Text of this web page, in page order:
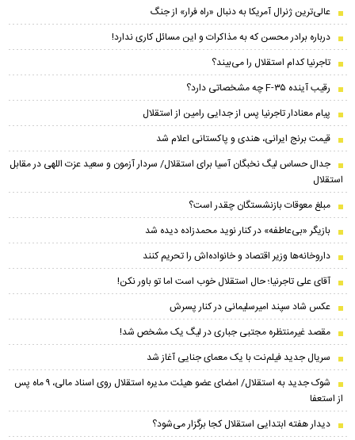
عالی‌ترین ژنرال آمریکا به دنبال «راه فرار» از جنگ
درباره برادر محسن که به مذاکرات و این مسائل کاری ندارد!
تاجرنیا کدام استقلال را می‌بیند؟
رقیب آینده F-۳۵ چه مشخصاتی دارد؟
پیام معنادار تاجرنیا پس از جدایی رامین از استقلال
قیمت برنج ایرانی، هندی و پاکستانی اعلام شد
جدال حساس لیگ نخبگان آسیا برای استقلال/ سردار آزمون و سعید عزت اللهی در مقابل
استقلال
مبلغ معوقات بازنشستگان چقدر است؟
بازیگر «بی‌عاطفه» در کنار نوید محمدزاده دیده شد
داروخانه‌ها وزیر اقتصاد و خانواده‌اش را تحریم کنند
آقای علی تاجرنیا؛ حال استقلال خوب است اما تو باور نکن!
عکس شاد سپند امیرسلیمانی در کنار پسرش
مقصد غیرمنتظره مجتبی جباری در لیگ یک مشخص شد!
سریال جدید فیلم‌نت با یک معمای جنایی آغاز شد
شوک جدید به استقلال/ امضای عضو هیئت مدیره استقلال روی اسناد مالی، ۹ ماه پس
از استعفا
دیدار هفته ابتدایی استقلال کجا برگزار می‌شود؟